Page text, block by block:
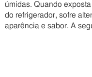
úmidas. Quando
do refrigerador, sofre
aparência e sabor. A